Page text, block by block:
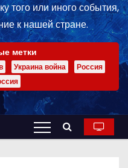
того или иного события,
к нашей стране.
метки
Украина война
Россия